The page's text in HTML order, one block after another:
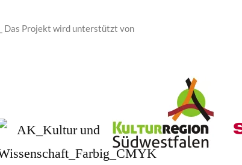
__ Das Projekt wird unterstützt von